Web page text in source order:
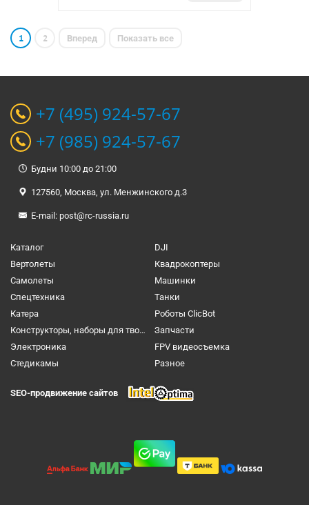
1 2 Вперед Показать все
+7 (495) 924-57-67
+7 (985) 924-57-67
Будни 10:00 до 21:00
127560, Москва, ул. Менжинского д.3
E-mail: post@rc-russia.ru
Каталог
DJI
Вертолеты
Квадрокоптеры
Самолеты
Машинки
Спецтехника
Танки
Катера
Роботы ClicBot
Конструкторы, наборы для творчества и настольные игры
Запчасти
Электроника
FPV видеосъемка
Cтедикамы
Разное
SEO-продвижение сайтов